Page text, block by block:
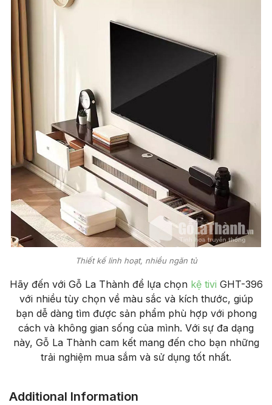
Thiết kế linh hoạt, nhiều ngăn tủ
Hãy đến với Gỗ La Thành để lựa chọn kệ tivi GHT-396
với nhiều tùy chọn về màu sắc và kích thước, giúp
bạn dễ dàng tìm được sản phẩm phù hợp với phong
cách và không gian sống của mình. Với sự đa dạng
này, Gỗ La Thành cam kết mang đến cho bạn những
trải nghiệm mua sắm và sử dụng tốt nhất.
Additional Information